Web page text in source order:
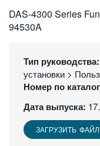
VIỆT NAM
简体中文
한국어
DAS-4300 Series
94530A
Тип руководства:
установки >
Номер по
Дата выпуска:
ЗАГРУЗИТЬ ФАЙЛ